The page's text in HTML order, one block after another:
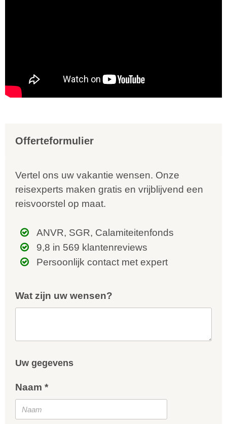
Offerteformulier
Vertel ons uw vakantie wensen. Onze
reisexperts maken gratis en vrijblijvend een
reisvoorstel op maat.
ANVR, SGR, Calamiteitenfonds
9,8 in 569 klantenreviews
Persoonlijk contact met expert
Wat zijn uw wensen?
Uw gegevens
Naam *